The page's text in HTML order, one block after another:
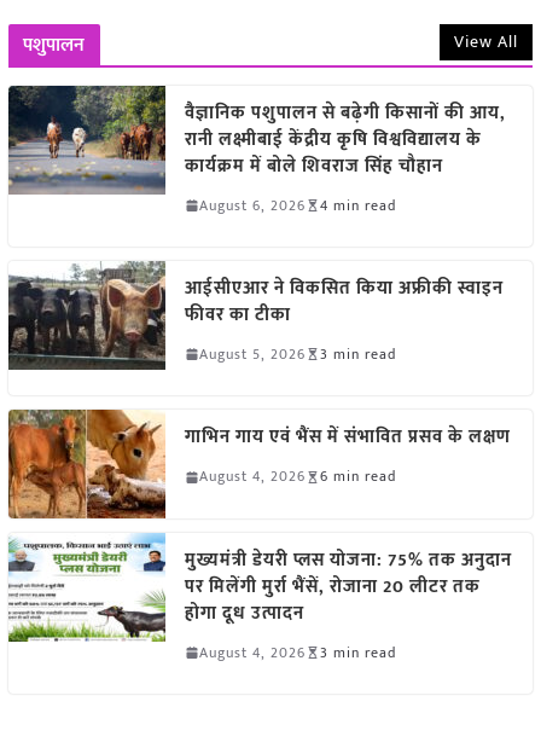
पशुपालन View All
वैज्ञानिक पशुपालन से बढ़ेगी किसानों की आय,
रानी लक्ष्मीबाई केंद्रीय कृषि विश्वविद्यालय के
कार्यक्रम में बोले शिवराज सिंह चौहान
August 6, 2026 4 min read
आईसीएआर ने विकसित किया अफ्रीकी स्वाइन
फीवर का टीका
August 5, 2026 3 min read
गाभिन गाय एवं भैंस में संभावित प्रसव के लक्षण
August 4, 2026 6 min read
मुख्यमंत्री डेयरी प्लस योजना: 75% तक अनुदान
पर मिलेंगी मुर्रा भैंसें, रोजाना 20 लीटर तक
होगा दूध उत्पादन
August 4, 2026 3 min read